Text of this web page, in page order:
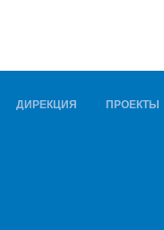
ДИРЕКЦИЯ ПРОЕКТЫ